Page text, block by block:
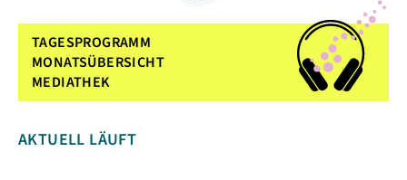
AKTUELL LÄUFT
TAGESPROGRAMM
MONATSÜBERSICHT
MEDIATHEK